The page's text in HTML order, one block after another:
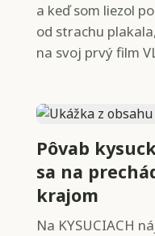
a keď som liezol
od strachu
na svoj prvý film
Pôvab
sa na
krajom
Na KYSUCIACH